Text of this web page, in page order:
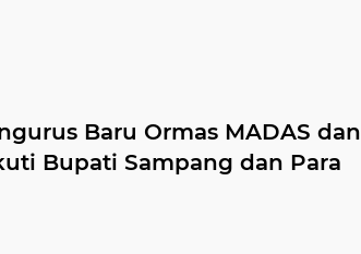
Baru Ormas MADAS dan
Bupati Sampang dan Para